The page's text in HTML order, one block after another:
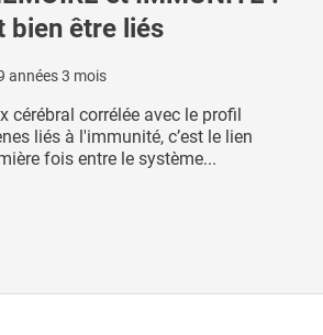
bien être liés
années 3 mois
cérébral corrélée avec le profil
liés à l'immunité, c’est le lien
fois entre le système...